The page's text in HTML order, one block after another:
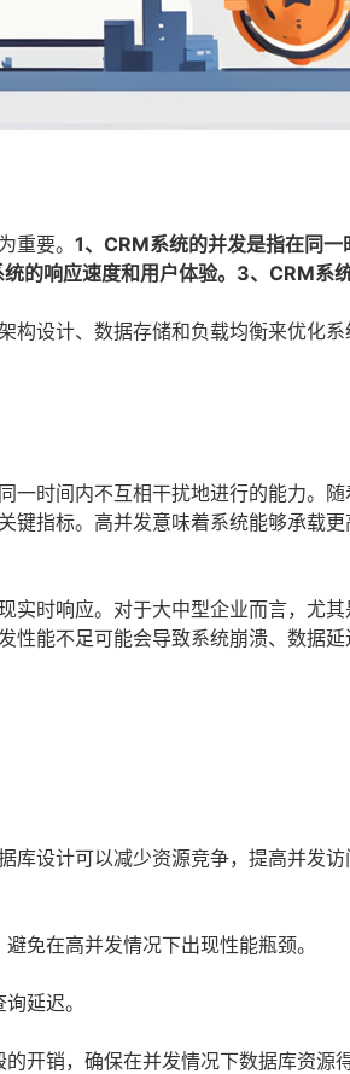
重要。 1、CRM系统的并发是指在同一
的响应速度和用户体验。3、CRM系
构设计、数据存储和负载均衡来优化系
一时间内不互相干扰地进行的能力。
键指标。高并发意味着系统能够承载更
实时响应。对于大中型企业而言，尤其
性能不足可能会导致系统崩溃、数据延
库设计可以减少资源竞争，提高并发
免在高并发情况下出现性能瓶颈。
延迟。
开销，确保在并发情况下数据库资源